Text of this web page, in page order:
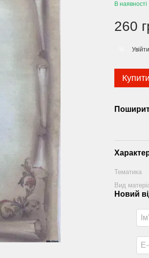
В наявності
260
Увійти
Купити
Тематика
Вид
Новий